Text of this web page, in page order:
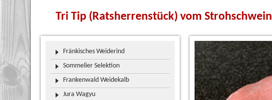
Tri Tip (Ratsherrenstück) vom Strohschwein
Fränkisches Weiderind
Sommelier Selektion
Frankenwald Weidekalb
Jura Wagyu